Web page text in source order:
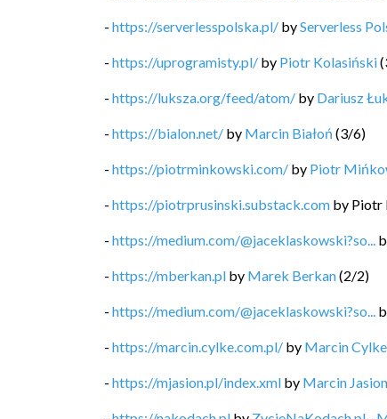
- https://serverlesspolska.pl/ byServerless
- https://uprogramisty.pl/ by Piotr Kolasiński(
- https://luksza.org/feed/atom/ by Dariusz
- https://bialon.net/ by Marcin Białoń (3/6)
- https://piotrminkowski.com/ by Piotr
- https://piotrprusinski.substack.com by Piotr
- https://medium.com/@jaceklaskowski?so...
- https://mberkan.pl by Marek Berkan(2/2)
- https://medium.com/@jaceklaskowski?so...
- https://marcin.cylke.com.pl/ by Marcin Cylke
- https://mjasion.pl/index.xml by Marcin Jasion